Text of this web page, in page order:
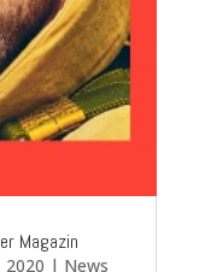
Magazin
2020 | News